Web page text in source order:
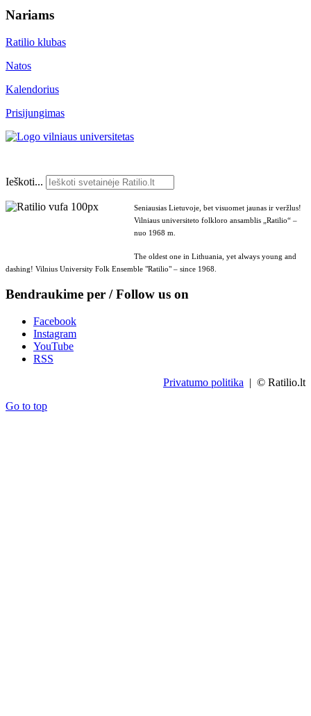
Nariams
Ratilio klubas
Natos
Kalendorius
Prisijungimas
Ieškoti...
Seniausias Lietuvoje, bet visuomet jaunas ir veržlus!
Vilniaus universiteto folkloro ansamblis „Ratilio“ –
nuo 1968 m.
The oldest one in Lithuania, yet always young and
dashing! Vilnius University Folk Ensemble "Ratilio" – since 1968.
Bendraukime per / Follow us on
Facebook
Instagram
YouTube
RSS
Privatumo politika | © Ratilio.lt
Go to top